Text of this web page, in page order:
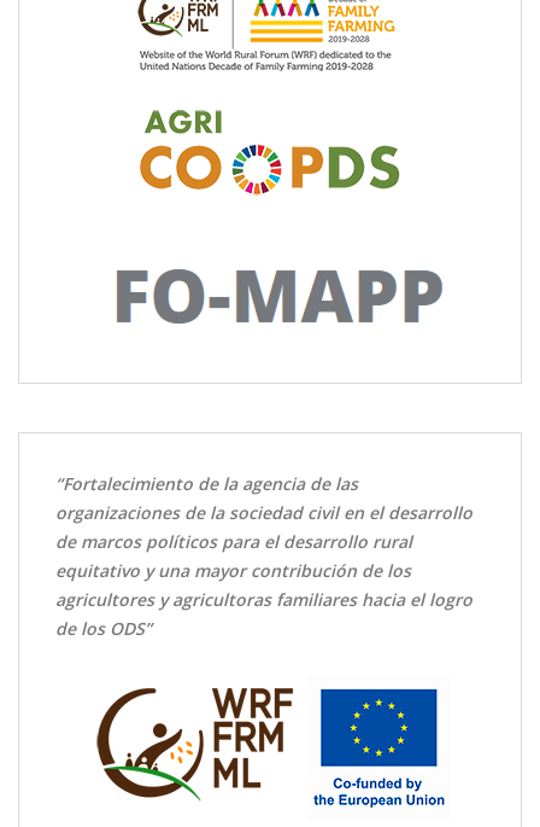
“Fortalecimiento de la agencia de las
organizaciones de la sociedad civil en el desarrollo
de marcos políticos para el desarrollo rural
equitativo y una mayor contribución de los
agricultores y agricultoras familiares hacia el logro
de los ODS”